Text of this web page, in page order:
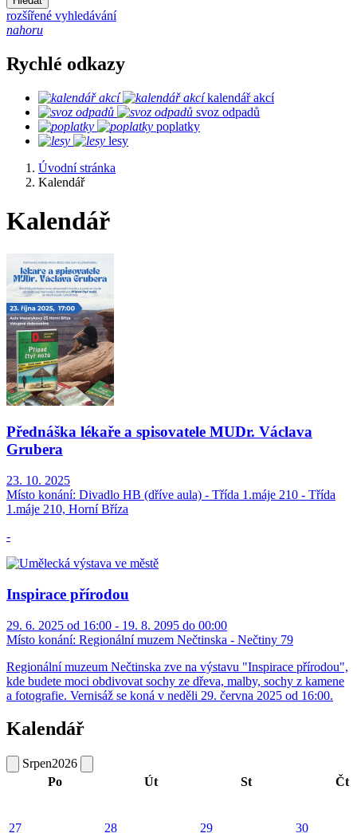
rozšířené vyhledávání
nahoru
Rychlé odkazy
kalendář akcí
svoz odpadů
poplatky
lesy
Úvodní stránka
Kalendář
Kalendář
Přednáška lékaře a spisovatele MUDr. Václava
Grubera
23. 10. 2025
Místo konání: Divadlo HB (dříve aula) - Třída 1.máje 210 - Třída
1.máje 210, Horní Bříza
-
Inspirace přírodou
29. 6. 2025 od 16:00 - 19. 8. 2095 do 00:00
Místo konání: Regionální muzem Nečtinska - Nečtiny 79
Regionální muzeum Nečtinska zve na výstavu "Inspirace přírodou",
kde budete moci obdivovat sochy ze dřeva, malby, sochy z kamene
a fotografie. Vernisáž se koná v neděli 29. června 2025 od 16:00.
Kalendář
Srpen2026
Po
Út St Čt
27
28
29
30